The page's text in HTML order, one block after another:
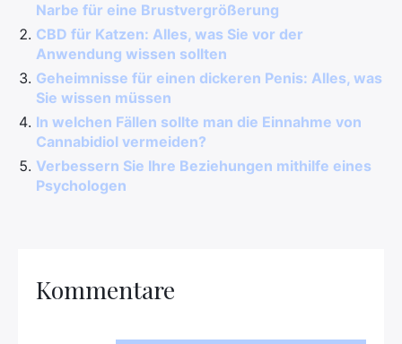
Narbe für eine Brustvergrößerung
CBD für Katzen: Alles, was Sie vor der
Anwendung wissen sollten
Geheimnisse für einen dickeren Penis: Alles, was
Sie wissen müssen
In welchen Fällen sollte man die Einnahme von
Cannabidiol vermeiden?
Verbessern Sie Ihre Beziehungen mithilfe eines
Psychologen
Kommentare